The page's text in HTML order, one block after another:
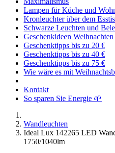
Lampen für Küche und
Kronleuchter über dem
Schwarze Leuchten und
Geschenkideen Weihnachten
Geschenktipps bis zu 20 €
Geschenktipps bis zu 40 €
Geschenktipps bis zu 75 €
Wie wäre es mit
Kontakt
So sparen Sie Energie 🌱
Wandleuchten
Ideal Lux 142265 LED
1750/1040lm